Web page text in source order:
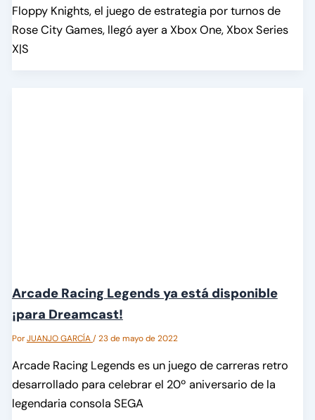
Floppy Knights, el juego de estrategia por turnos de
Rose City Games, llegó ayer a Xbox One, Xbox Series
X|S
Arcade Racing Legends ya está disponible
¡para Dreamcast!
PorJUANJO GARCÍA/23 de mayo de 2022
Arcade Racing Legends es un juego de carreras retro
desarrollado para celebrar el 20º aniversario de la
legendaria consola SEGA